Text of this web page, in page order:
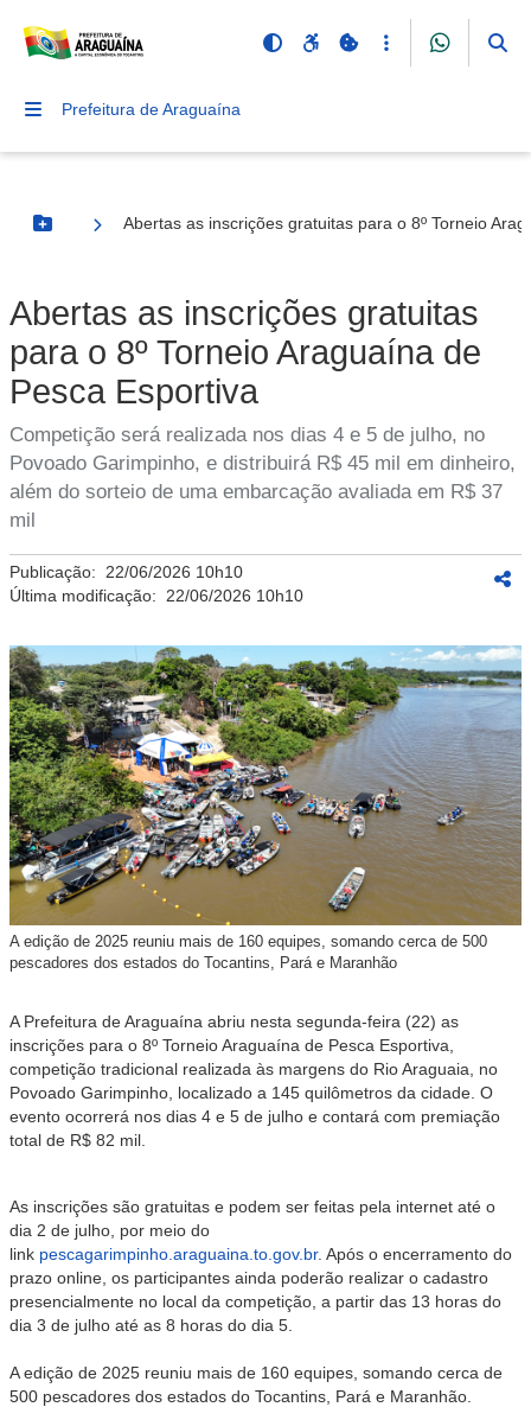
Prefeitura de Araguaína
Botão Menu
Abertas as inscrições gratuitas para o 8º Torneio
Abertas as inscrições gratuitas
para o 8º Torneio Araguaína de
Pesca Esportiva
Competição será realizada nos dias 4 e 5 de julho, no
Povoado Garimpinho, e distribuirá R$ 45 mil em dinheiro,
além do sorteio de uma embarcação avaliada em R$ 37
mil
Publicação: 22/06/2026 10h10
Última modificação: 22/06/2026 10h10
A edição de 2025 reuniu mais de 160 equipes, somando cerca de 500
pescadores dos estados do Tocantins, Pará e Maranhão
A Prefeitura de Araguaína abriu nesta segunda-feira (22) as
inscrições para o 8º Torneio Araguaína de Pesca Esportiva,
competição tradicional realizada às margens do Rio Araguaia, no
Povoado Garimpinho, localizado a 145 quilômetros da cidade. O
evento ocorrerá nos dias 4 e 5 de julho e contará com premiação
total de R$ 82 mil.
As inscrições são gratuitas e podem ser feitas pela internet até o
dia 2 de julho, por meio do
link pescagarimpinho.araguaina.to.gov.br. Após o encerramento do
prazo online, os participantes ainda poderão realizar o cadastro
presencialmente no local da competição, a partir das 13 horas do
dia 3 de julho até as 8 horas do dia 5.
A edição de 2025 reuniu mais de 160 equipes, somando cerca de
500 pescadores dos estados do Tocantins, Pará e Maranhão.